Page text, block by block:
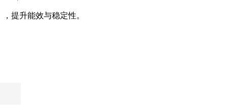
提升能效与稳定性。